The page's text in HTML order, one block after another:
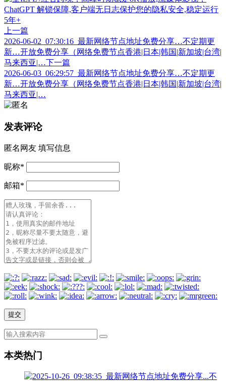
上一篇
2026-06-02_07:30:16_最新网络节点地址免费分享…不定期更
新…开放免费分享（网络免费节点香港|日本|韩国|新加坡|台湾|
马来西亚|… 下一篇
2026-06-03_06:29:57_最新网络节点地址免费分享…不定期更
新…开放免费分享（网络免费节点香港|日本|韩国|新加坡|台湾|
马来西亚|…
发表评论
匿名网友 填写信息
昵称*
邮箱*
本类热门